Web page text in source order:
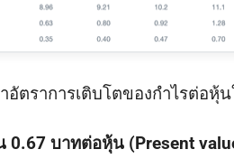
อัตราการเติบโตของกำไรต่อหุ้
0.67 บาทต่อหุ้น (Present